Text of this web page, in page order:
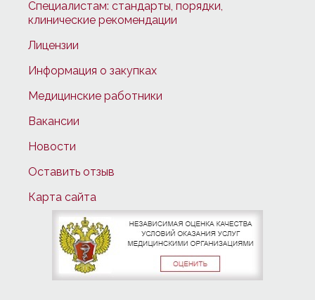
Специалистам: стандарты, порядки,
клинические рекомендации
Лицензии
Информация о закупках
Медицинские работники
Вакансии
Новости
Оставить отзыв
Карта сайта